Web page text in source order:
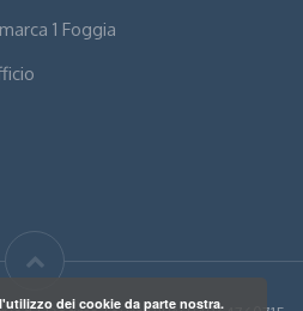
1 Foggia
dei cookie da parte nostra.